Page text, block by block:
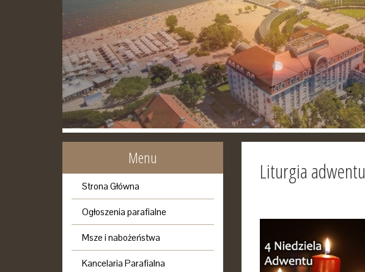
Menu
Strona Główna
Ogłoszenia parafialne
Msze i nabożeństwa
Kancelaria Parafialna
Liturgia adwentu